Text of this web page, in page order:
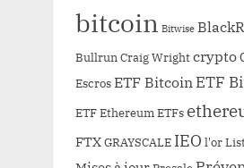
bitcoin Bitwise
BullrunCraig Wrightcrypto
EscrosETF Bitcoin ETF
ETF EthereumETFs
FTXGRAYSCALE IEO l'or